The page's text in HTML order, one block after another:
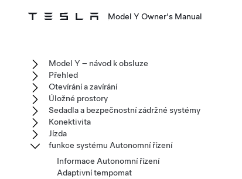
Model Y Owner's Manual
Model Y – návod k obsluze
Přehled
Otevírání a zavírání
Úložné prostory
Sedadla a bezpečnostní zádržné systémy
Konektivita
Jízda
funkce systému Autonomní řízení
Informace Autonomní řízení
Adaptivní tempomat